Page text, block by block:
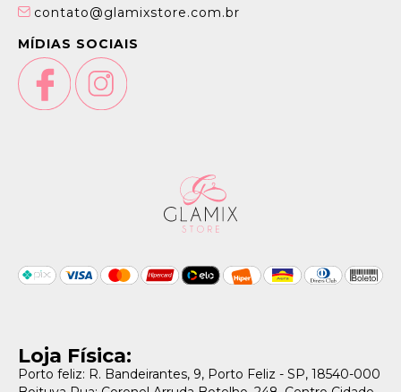
contato@glamixstore.com.br
MÍDIAS SOCIAIS
Loja Física:
Porto feliz: R. Bandeirantes, 9, Porto Feliz - SP, 18540-000